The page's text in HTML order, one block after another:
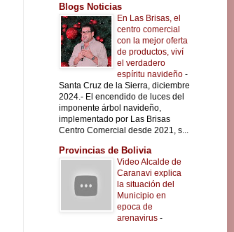
Blogs Noticias
En Las Brisas, el
centro comercial
con la mejor oferta
de productos, viví
el verdadero
espíritu navideño -
Santa Cruz de la Sierra, diciembre
2024.- El encendido de luces del
imponente árbol navideño,
implementado por Las Brisas
Centro Comercial desde 2021, s...
Provincias de Bolivia
Video Alcalde de
Caranavi explica
la situación del
Municipio en
epoca de
arenavirus -